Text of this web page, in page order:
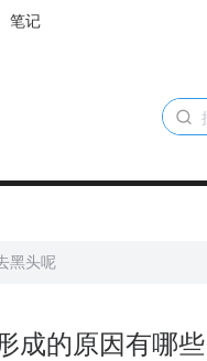
笔记
黑头呢
成的原因有哪